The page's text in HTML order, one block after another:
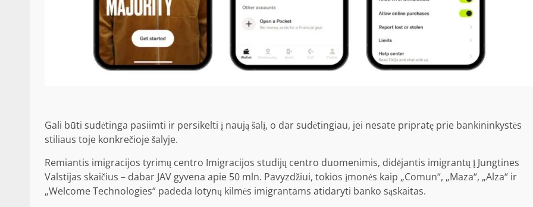
Gali būti sudėtinga pasiimti ir persikelti į naują šalį, o dar sudėtingiau, jei nesate pripratę prie bankininkystės
stiliaus toje konkrečioje šalyje.
Remiantis imigracijos tyrimų centro Imigracijos studijų centro duomenimis, didėjantis imigrantų į Jungtines
Valstijas skaičius – dabar JAV gyvena apie 50 mln. Pavyzdžiui, tokios įmonės kaip „Comun“, „Maza“, „Alza“ ir
„Welcome Technologies“ padeda lotynų kilmės imigrantams atidaryti banko sąskaitas.